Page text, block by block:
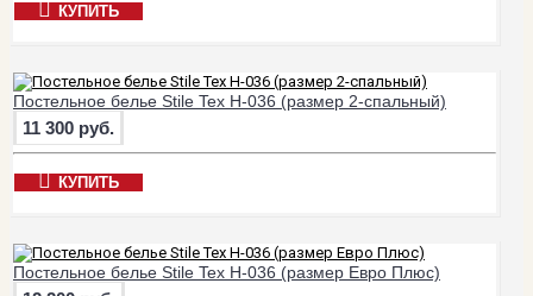
КУПИТЬ
Постельное белье Stile Tex H-036 (размер 2-спальный)
11 300 руб.
КУПИТЬ
Постельное белье Stile Tex H-036 (размер Евро Плюс)